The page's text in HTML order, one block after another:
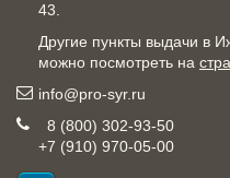
43.
Другие пункты выдачи в
можно посмотреть на
info@pro-syr.ru
8 (800) 302-93-50
+7 (910) 970-05-00